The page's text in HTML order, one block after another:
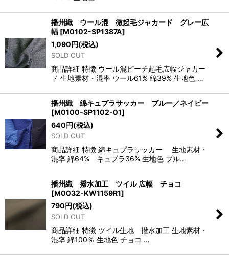
播州織 ウール混 微起毛ジャカード グレー広
幅 [M0102-SP1387A]
1,090円(税込)
SOLD OUT
商品詳細 特徴 ウール混ピーチ起毛広幅ジャカー
ド 生地素材・混率 ウール61% 綿39% 生地色 …
播州織 綿キュプラサッカー ブルー／ネイビー
[M0100-SP1102-01]
640円(税込)
SOLD OUT
商品詳細 特徴 綿キュプラサッカー 生地素材・
混率 綿64% キュプラ36% 生地色 ブル…
播州織 撥水加工 ツイル 広幅 チョコ
[M0032-KW1159R1]
790円(税込)
SOLD OUT
商品詳細 特徴 ツイル生地 撥水加工 生地素材・
混率 綿100％ 生地色 チョコ …